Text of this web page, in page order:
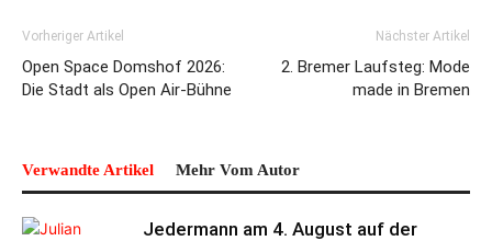
Vorheriger Artikel
Open Space Domshof 2026:
Die Stadt als Open Air-Bühne
Nächster Artikel
2. Bremer Laufsteg: Mode
made in Bremen
Verwandte Artikel Mehr Vom Autor
Jedermann am 4. August auf der